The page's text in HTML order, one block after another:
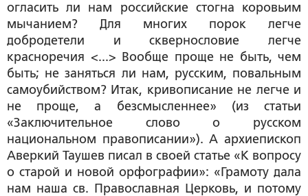
огласить ли нам российские стогна коровьим
мычанием? Для многих порок легче
добродетели и сквернословие легче
красноречия <...> Вообще проще не быть, чем
быть; не заняться ли нам, русским, повальным
самоубийством? Итак, кривописание не легче и
не проще, а безсмысленнее» (из статьи
«Заключительное слово о русском
национальном правописании»). А архиепископ
Аверкий Таушев писал в своей статье «К вопросу
о старой и новой орфографии»: «Грамоту дала
нам наша св. Православная Церковь, и потому